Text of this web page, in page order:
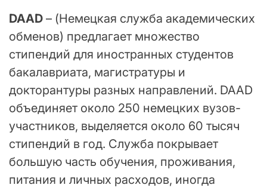
DAAD – (Немецкая служба академических
обменов) предлагает множество
стипендий для иностранных студентов
бакалавриата, магистратуры и
докторантуры разных направлений. DAAD
объединяет около 250 немецких вузов-
участников, выделяется около 60 тысяч
стипендий в год. Служба покрывает
большую часть обучения, проживания,
питания и личных расходов, иногда